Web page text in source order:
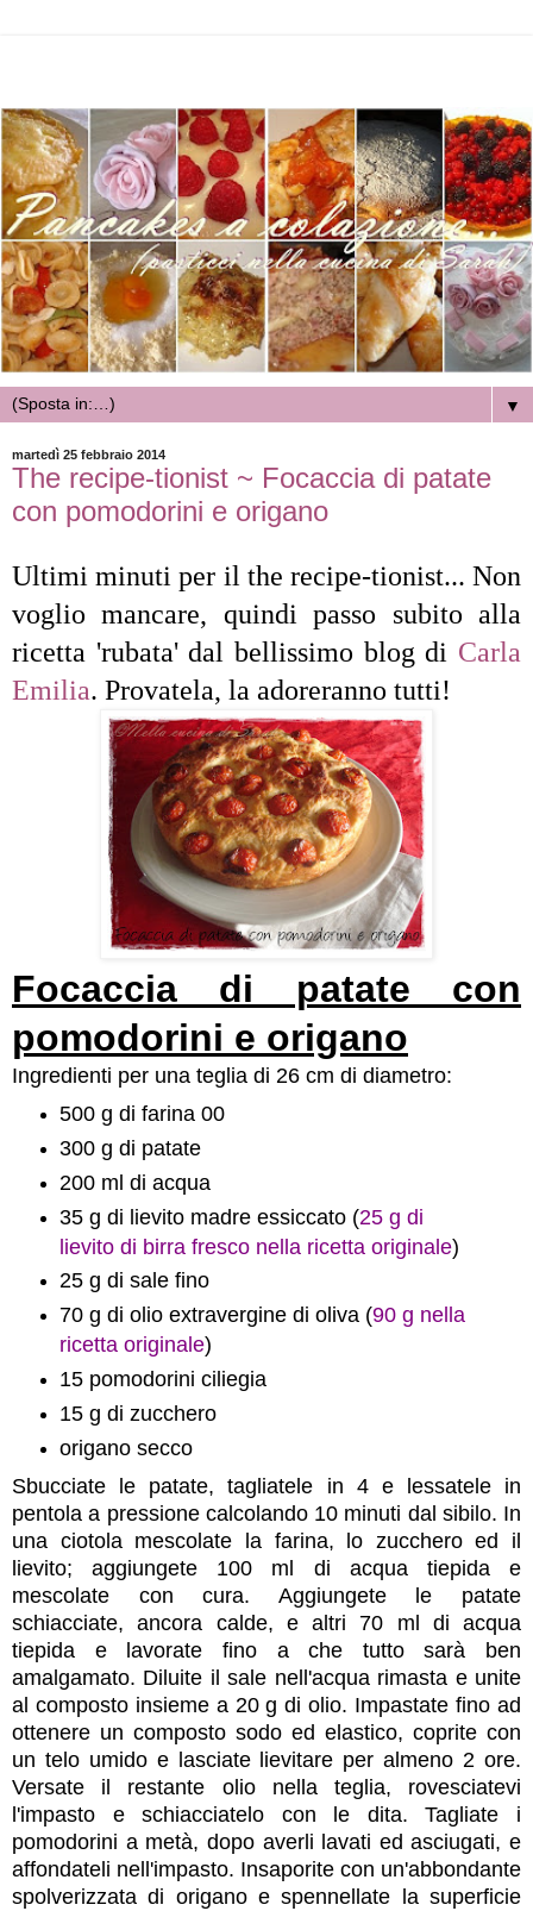
▼
martedì 25 febbraio 2014
The recipe-tionist ~ Focaccia di patate
con pomodorini e origano
Ultimi minuti per il the recipe-tionist... Non
voglio mancare, quindi passo subito alla
ricetta 'rubata' dal bellissimo blog di Carla
Emilia. Provatela, la adoreranno tutti!
Focaccia di patate con
pomodorini e origano
Ingredienti per una teglia di 26 cm di diametro:
500 g di farina 00
300 g di patate
200 ml di acqua
35 g di lievito madre essiccato (25 g di
lievito di birra fresco nella ricetta originale)
25 g di sale fino
70 g di olio extravergine di oliva (90 g nella
ricetta originale)
15 pomodorini ciliegia
15 g di zucchero
origano secco
Sbucciate le patate, tagliatele in 4 e lessatele in
pentola a pressione calcolando 10 minuti dal sibilo. In
una ciotola mescolate la farina, lo zucchero ed il
lievito; aggiungete 100 ml di acqua tiepida e
mescolate con cura. Aggiungete le patate
schiacciate, ancora calde, e altri 70 ml di acqua
tiepida e lavorate fino a che tutto sarà ben
amalgamato. Diluite ilsale nell'acqua rimasta e unite
al composto insieme a 20 g di olio. Impastate fino ad
ottenere un composto sodo ed elastico, coprite con
un telo umido e lasciate lievitare per almeno 2 ore.
Versate il restante olio nella teglia, rovesciatevi
l'impasto e schiacciatelo con le dita. Tagliate i
pomodorini a metà, dopo averli lavati ed asciugati, e
affondateli nell'impasto. Insaporite con un'abbondante
spolverizzata di origano e spennellate la superficie